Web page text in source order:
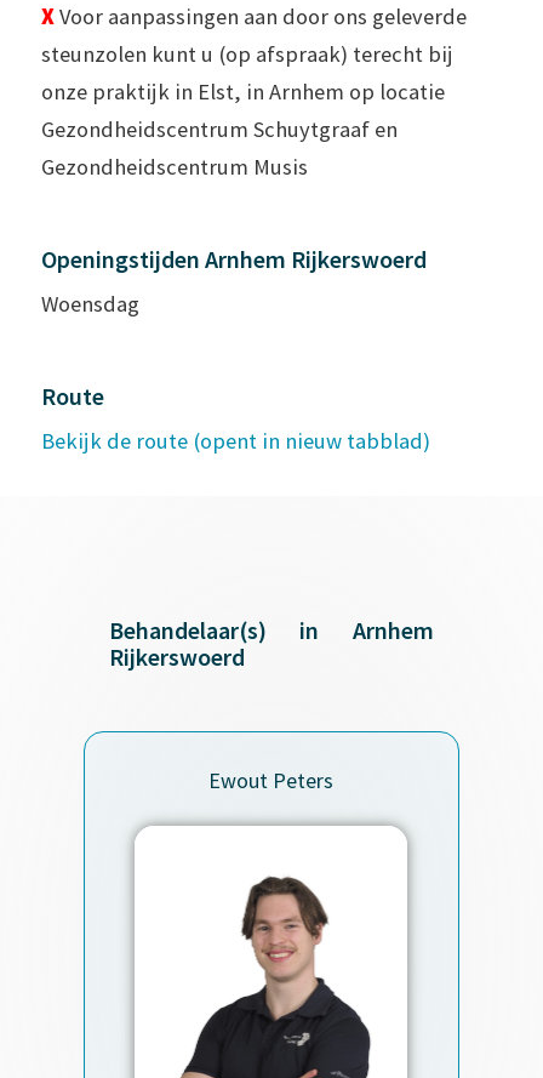
XVoor aanpassingen aan door ons geleverde
steunzolen kunt u (op afspraak) terecht bij
onze praktijk in Elst, in Arnhem op locatie
Gezondheidscentrum Schuytgraaf en
Gezondheidscentrum Musis
Openingstijden Arnhem Rijkerswoerd
Woensdag
Route
Bekijk de route (opent in nieuw tabblad)
Behandelaar(s) in Arnhem
Rijkerswoerd
Ewout Peters